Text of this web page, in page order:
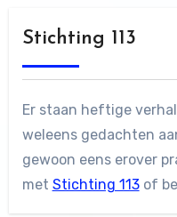
Stichting 113
Er staan heftige
weleens gedachten
gewoon eens erover
met Stichting 113of